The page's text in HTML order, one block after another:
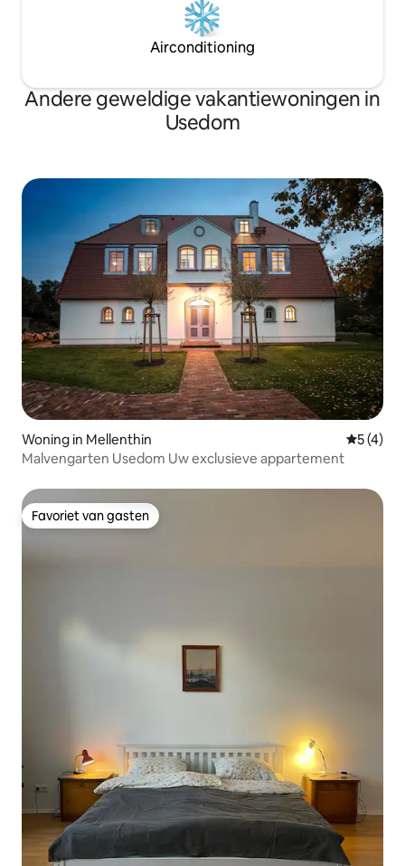
Airconditioning
Andere geweldige vakantiewoningen in
Usedom
Woning in Mellenthin
5 (4)
Malvengarten Usedom Uw exclusieve appartement
Favoriet van gasten
Favoriet van gasten